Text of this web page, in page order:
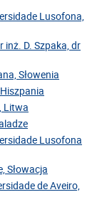
Lusofona,
inż. D. Szpaka, dr
Słowenia
Litwa
Lusofona
Słowacja
de Aveiro,